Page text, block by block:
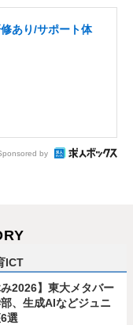
あり/サポート体
by
ICT
み2026】東大メタバー
、生成AIなどジュニ
選